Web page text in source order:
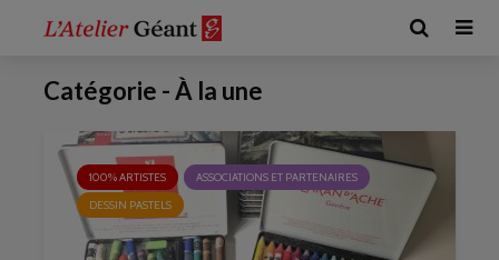
Catégorie - À la une
100% ARTISTES
ASSOCIATIONS ET PARTENAIRES
DESSIN PASTELS